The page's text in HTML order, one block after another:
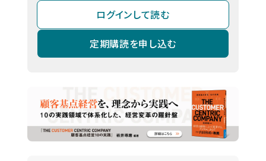
ログインして読む
定期購読を申し込む